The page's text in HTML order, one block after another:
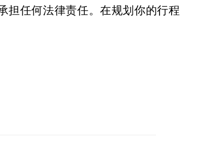
担任何法律责任。在规划你的行程